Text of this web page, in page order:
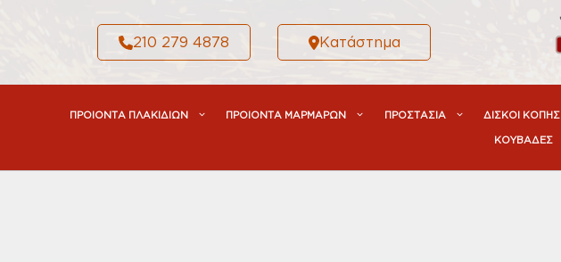
περιεχόμενο
210 279 4878 Κατάστημα
ΠΡΟΙΟΝΤΑ ΠΛΑΚΙΔΙΩΝ ΠΡΟΙΟΝΤΑ ΜΑΡΜΑΡΩΝ ΠΡΟΣΤΑΣΙΑ ΔΙΣΚΟΙ ΚΟΠΗΣ
ΚΟΥΒΑΔΕΣ